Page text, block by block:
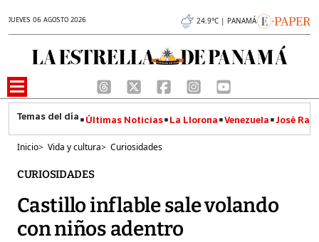
JUEVES 06 AGOSTO 2026 24.9°C | PANAMÁ
Últimas Noticias La Llorona Venezuela José
Inicio> Vida y cultura> Curiosidades
CURIOSIDADES
Castillo inflable sale volando
con niños adentro